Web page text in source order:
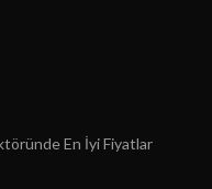
En İyi Fiyatlar